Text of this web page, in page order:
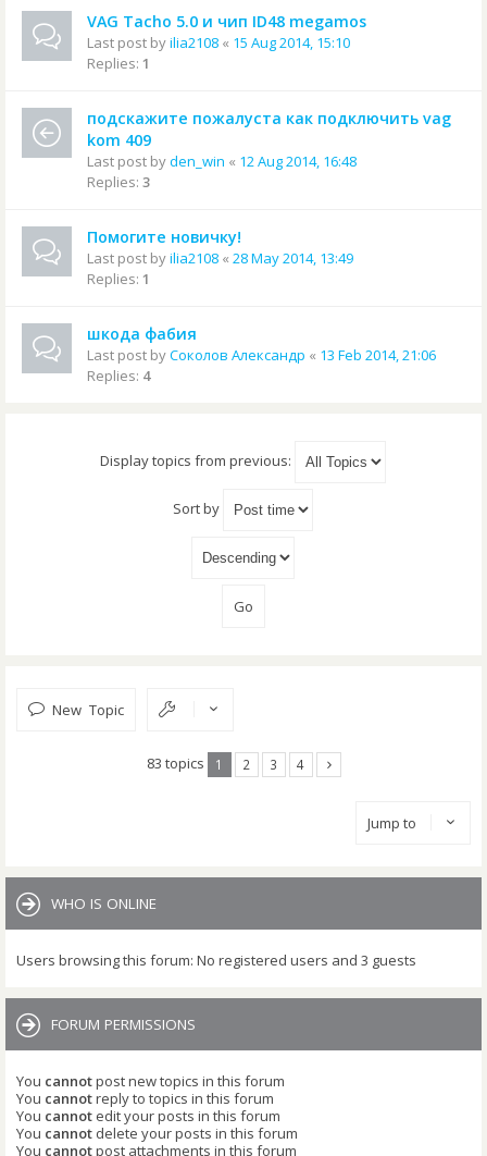
VAG Tacho 5.0 и чип ID48 megamos
Last post byilia2108 « 15 Aug 2014, 15:10
Replies: 1
подскажите пожалуста как подключить vag
kom 409
Last post byden_win « 12 Aug 2014, 16:48
Replies: 3
Помогите новичку!
Last post byilia2108 « 28 May 2014, 13:49
Replies: 1
шкода фабия
Last post byСоколов Александр « 13 Feb 2014, 21:06
Replies: 4
Display topics from previous:
Sort by
New Topic
83 topics 1 2 3 4
Jump to
WHO IS ONLINE
Users browsing this forum: No registered users and 3 guests
FORUM PERMISSIONS
You cannotpost new topics in this forum
You cannotreply to topics in this forum
You cannot edit your posts in this forum
You cannot delete your posts in this forum
You cannotpost attachments in this forum